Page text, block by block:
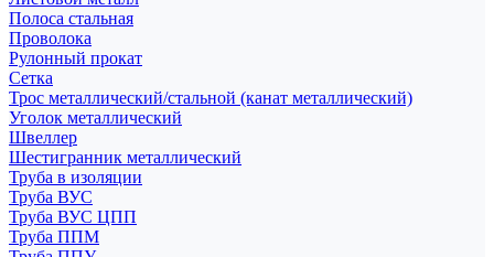
Полоса стальная
Проволока
Рулонный прокат
Сетка
Трос металлический/стальной (канат металлический)
Уголок металлический
Швеллер
Шестигранник металлический
Труба в изоляции
Труба ВУС
Труба ВУС ЦПП
Труба ППМ